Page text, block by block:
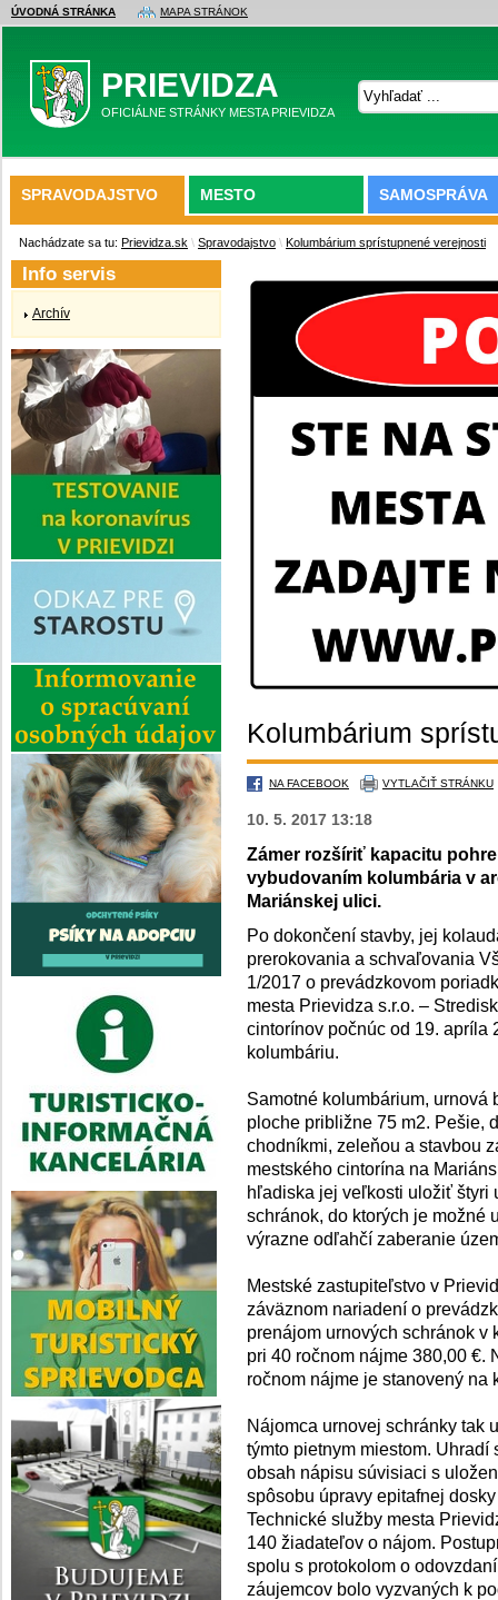
ÚVODNÁ STRÁNKA MAPA STRÁNOK
PRIEVIDZA
OFICIÁLNE STRÁNKY MESTA PRIEVIDZA
SPRAVODAJSTVO MESTO SAMOSPRÁVA
Nachádzate sa tu: Prievidza.sk \ Spravodajstvo \ Kolumbárium sprístupnené verejnosti
Kolumbárium
NA FACEBOOK VYTLAČIŤ STRÁNKU
10. 5. 2017 13:18
Zámer rozšíriť kapacitu
vybudovaním kolumbária v
Mariánskej ulici.
Po dokončení stavby, jej
prerokovania a schvaľovania
1/2017 o prevádzkovom
mesta Prievidza s.r.o. –
cintorínov počnúc od 19. apríla
kolumbáriu.
Samotné kolumbárium, urnová
ploche približne 75 m2. Pešie,
chodníkmi, zeleňou a stavbou
mestského cintorína na
hľadiska jej veľkosti uložiť štyri
schránok, do ktorých je možné
výrazne odľahčí zaberanie
Mestské zastupiteľstvo v
záväznom nariadení o
prenájom urnových schránok v
pri 40 ročnom nájme 380,00
ročnom nájme je stanovený na
Nájomca urnovej schránky tak
týmto pietnym miestom.
obsah nápisu súvisiaci s
spôsobu úpravy epitafnej
Technické služby mesta
140 žiadateľov o nájom.
spolu s protokolom o
záujemcov bolo vyzvaných k
Info servis
Archív